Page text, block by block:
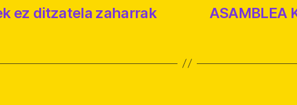
ez ditzatela zaharrak
ASAMBLEA